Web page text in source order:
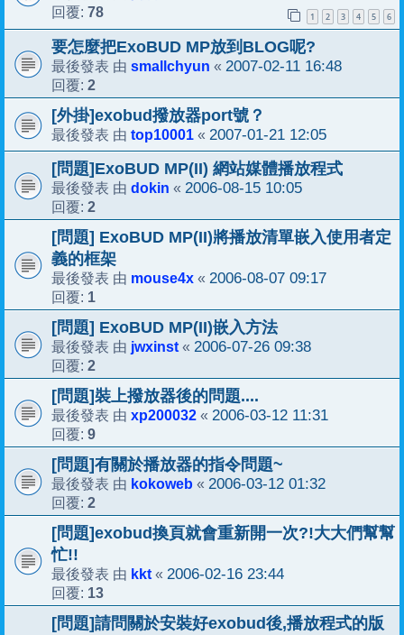
回覆: 78 1 2 3 4 5 6
要怎麼把ExoBUD MP放到BLOG呢?
最後發表 由 smallchyun « 2007-02-11 16:48
回覆: 2
[外掛]exobud撥放器port號？
最後發表 由 top10001 « 2007-01-21 12:05
[問題]ExoBUD MP(II) 網站媒體播放程式
最後發表 由 dokin « 2006-08-15 10:05
回覆: 2
[問題] ExoBUD MP(II)將播放清單嵌入使用者定
義的框架
最後發表 由 mouse4x « 2006-08-07 09:17
回覆: 1
[問題] ExoBUD MP(II)嵌入方法
最後發表 由 jwxinst « 2006-07-26 09:38
回覆: 2
[問題]裝上撥放器後的問題....
最後發表 由 xp200032 « 2006-03-12 11:31
回覆: 9
[問題]有關於播放器的指令問題~
最後發表 由 kokoweb « 2006-03-12 01:32
回覆: 2
[問題]exobud換頁就會重新開一次?!大大們幫幫
忙!!
最後發表 由 kkt « 2006-02-16 23:44
回覆: 13
[問題]請問關於安裝好exobud後,播放程式的版